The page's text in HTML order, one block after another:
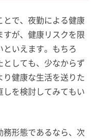
で、夜勤による健康
が、健康リスクを限
いえます。もちろ
しても、少なからず
健康な生活を送りた
を検討してみてもい
形態であるなら、次